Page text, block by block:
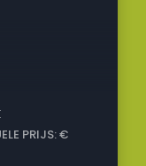
PRIJS:€